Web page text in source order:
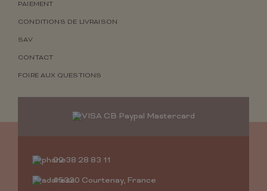
PAIEMENT
CONDITIONS DE LIVRAISON
SAV
CONTACT
FOIRE AUX QUESTIONS
02 38 28 83 11
45320 Courtenay, France